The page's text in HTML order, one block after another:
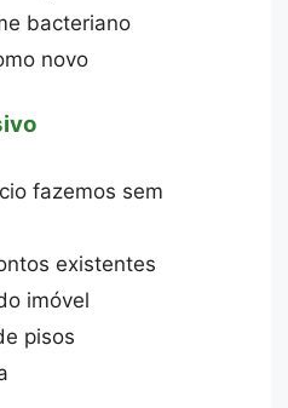
bacteriano
novo
fazemos sem
existentes
imóvel
pisos